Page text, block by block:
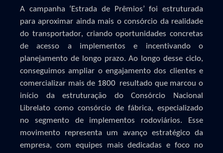
A campanha ‘Estrada de Prêmios’ foi estruturada
para aproximar ainda mais o consórcio da realidade
do transportador, criando oportunidades concretas
de acesso a implementos e incentivando o
planejamento de longo prazo. Ao longo desse ciclo,
conseguimos ampliar o engajamento dos clientes e
comercializar mais de 1800, resultado que marcou o
início da estruturação do Consórcio Nacional
Librelato como consórcio de fábrica, especializado
no segmento de implementos rodoviários. Esse
movimento representa um avanço estratégico da
empresa, com equipes mais dedicadas e foco no